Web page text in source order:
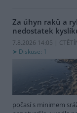
Za úhyn raků a
nedostatek
7.8.2026 14:05 |
Diskuse: 1
počasí s minimem